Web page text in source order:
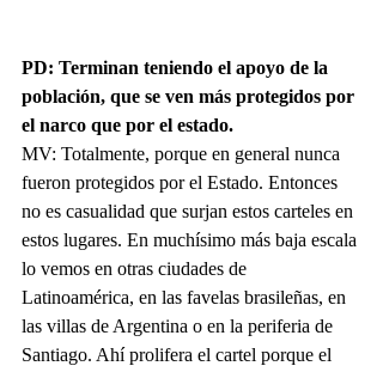
PD: Terminan teniendo el apoyo de la
población, que se ven más protegidos por
el narco que por el estado.
MV: Totalmente, porque en general nunca
fueron protegidos por el Estado. Entonces
no es casualidad que surjan estos carteles en
estos lugares. En muchísimo más baja escala
lo vemos en otras ciudades de
Latinoamérica, en las favelas brasileñas, en
las villas de Argentina o en la periferia de
Santiago. Ahí prolifera el cartel porque el